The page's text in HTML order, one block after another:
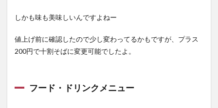
しかも味も美味しいんですよねー
値上げ前に確認したので少し変わってるかもですが、プラス
200円で十割そばに変更可能でしたよ。
フード・ドリンクメニュー